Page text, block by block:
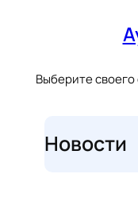
Выберите
Новости